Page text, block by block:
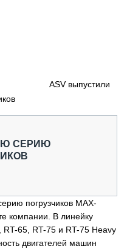
ASV выпустили
СЕРИЮ
погрузчиков MAX-
компании. В линейку
65, RT-75 и RT-75 Heavy
двигателей машин